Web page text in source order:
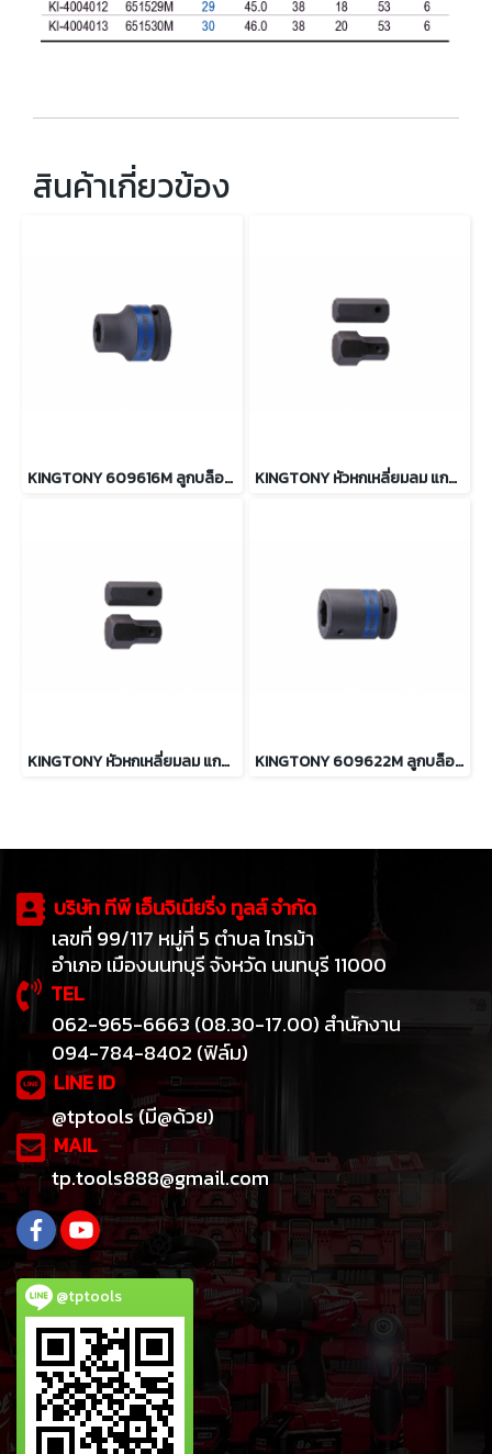
สินค้าเกี่ยวข้อง
KINGTONY 609616M ลูกบล็อกลม ต่อแกนหกเหลี่ยม รู 3/4” ขนาด 16 mm. KINGTONY หัวหกเหลี่ยมลม แกน 22mm. ขนาด 19 ถึง 32mm.
KINGTONY หัวหกเหลี่ยมลม แกน 16mm. ขนาด 10 ถึง 22mm. KINGTONY 609622M ลูกบล็อกลม ต่อแกนหกเหลี่ยม รู 3/4” ขนาด 22 mm.
บริษัท ทีพี เอ็นจิเนียริ่ง ทูลส์ จำกัด
เลขที่ 99/117 หมู่ที่ 5 ตำบล ไทรม้า
อำเภอ เมืองนนทบุรี จังหวัด นนทบุรี 11000
TEL
062-965-6663 (08.30-17.00) สำนักงาน
094-784-8402 (ฟิล์ม)
LINE ID
@tptools (มี@ด้วย)
MAIL
tp.tools888@gmail.com
@tptools